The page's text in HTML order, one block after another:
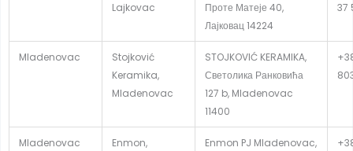
Lajkovac
Проте Матеје 40,
Лајковац 14224
37
Mladenovac
Stojković
Keramika,
Mladenovac
STOJKOVIĆ KERAMIKA,
Светолика Ранковића
127 b, Mladenovac
11400
Mladenovac
Enmon,
Enmon PJ Mladenovac,